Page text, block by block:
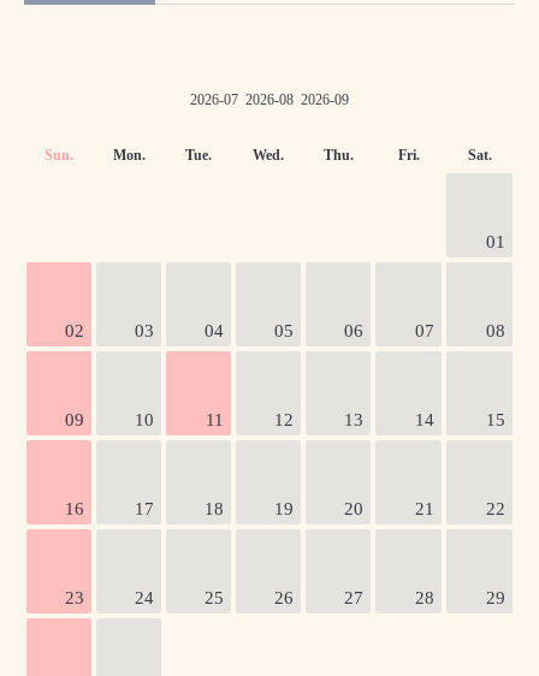
2026-07 2026-08 2026-09
Sun. Mon. Tue. Wed. Thu. Fri. Sat.
01
02 03 04 05 06 07 08
09 10 11 12 13 14 15
16 17 18 19 20 21 22
23 24 25 26 27 28 29